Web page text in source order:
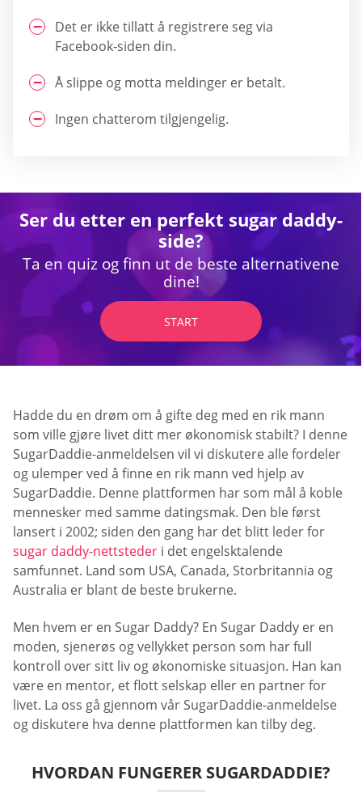
Det er ikke tillatt å registrere seg via
Facebook-siden din.
Å slippe og motta meldinger er betalt.
Ingen chatterom tilgjengelig.
Ser du etter en perfekt sugar daddy-
side?
Ta en quiz og finn ut de beste alternativene
dine!
START
Hadde du en drøm om å gifte deg med en rik mann
som ville gjøre livet ditt mer økonomisk stabilt? I denne
SugarDaddie-anmeldelsen vil vi diskutere alle fordeler
og ulemper ved å finne en rik mann ved hjelp av
SugarDaddie. Denne plattformen har som mål å koble
mennesker med samme datingsmak. Den ble først
lansert i 2002; siden den gang har det blitt leder for
sugar daddy-nettsteder i det engelsktalende
samfunnet. Land som USA, Canada, Storbritannia og
Australia er blant de beste brukerne.
Men hvem er en Sugar Daddy? En Sugar Daddy er en
moden, sjenerøs og vellykket person som har full
kontroll over sitt liv og økonomiske situasjon. Han kan
være en mentor, et flott selskap eller en partner for
livet. La oss gå gjennom vår SugarDaddie-anmeldelse
og diskutere hva denne plattformen kan tilby deg.
HVORDAN FUNGERER SUGARDADDIE?